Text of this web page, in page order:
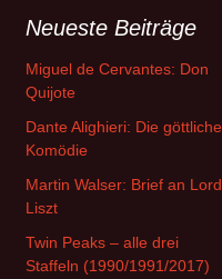
Neueste Beiträge
Miguel de Cervantes: Don
Quijote
Dante Alighieri: Die göttliche
Komödie
Martin Walser: Brief an Lord
Liszt
Twin Peaks – alle drei
Staffeln (1990/1991/2017)